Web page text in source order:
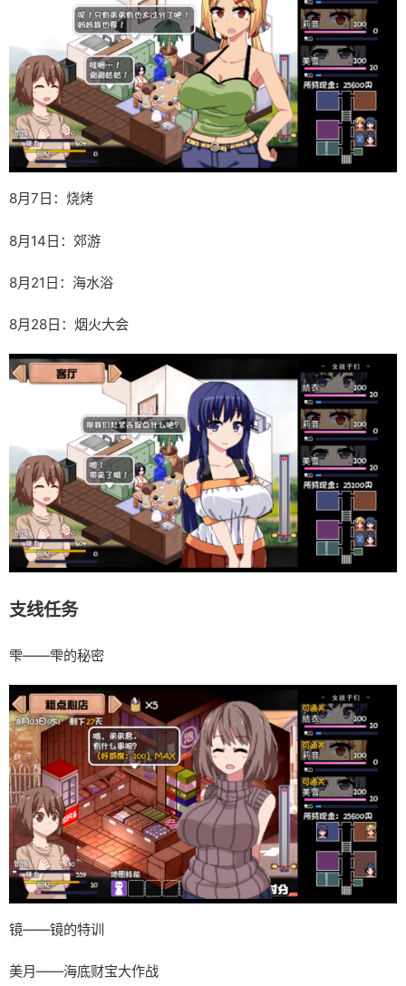
8月7日：烧烤
8月14日：郊游
8月21日：海水浴
8月28日：烟火大会
支线任务
雫——雫的秘密
镜——镜的特训
美月——海底财宝大作战